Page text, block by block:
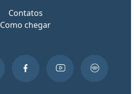
Contatos
Como chegar